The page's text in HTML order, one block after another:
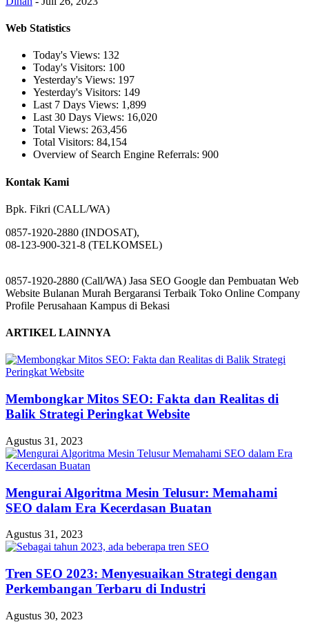
Web Statistics
Today's Views: 132
Today's Visitors: 100
Yesterday's Views: 197
Yesterday's Visitors: 149
Last 7 Days Views: 1,899
Last 30 Days Views: 16,020
Total Views: 263,456
Total Visitors: 84,154
Overview of Search Engine Referrals: 900
Kontak Kami
Bpk. Fikri (CALL/WA)
0857-1920-2880 (INDOSAT),
08-123-900-321-8 (TELKOMSEL)
0857-1920-2880 (Call/WA) Jasa SEO Google dan Pembuatan Web
Website Bulanan Murah Bergaransi Terbaik Toko Online Company
Profile Perusahaan Kampus di Bekasi
ARTIKEL LAINNYA
Membongkar Mitos SEO: Fakta dan Realitas di
Balik Strategi Peringkat Website
Agustus 31, 2023
Mengurai Algoritma Mesin Telusur: Memahami
SEO dalam Era Kecerdasan Buatan
Agustus 31, 2023
Tren SEO 2023: Menyesuaikan Strategi dengan
Perkembangan Terbaru di Industri
Agustus 30, 2023